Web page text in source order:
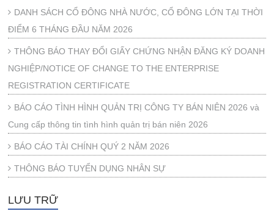
DANH SÁCH CỔ ĐÔNG NHÀ NƯỚC, CỔ ĐÔNG LỚN TẠI THỜI
ĐIỂM 6 THÁNG ĐẦU NĂM 2026
THÔNG BÁO THAY ĐỔI GIẤY CHỨNG NHẬN ĐĂNG KÝ DOANH
NGHIỆP/NOTICE OF CHANGE TO THE ENTERPRISE
REGISTRATION CERTIFICATE
BÁO CÁO TÌNH HÌNH QUẢN TRỊ CÔNG TY BÁN NIÊN 2026 và
Cung cấp thông tin tình hình quản trị bán niên 2026
BÁO CÁO TÀI CHÍNH QUÝ 2 NĂM 2026
THÔNG BÁO TUYỂN DỤNG NHÂN SỰ
LƯU TRỮ